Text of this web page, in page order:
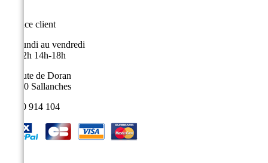
Service client
Du lundi au vendredi
9h-12h 14h-18h
9, route de Doran
74700 Sallanches
04 50 914 104